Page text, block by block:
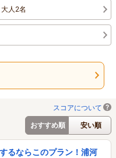
人2名
スコアについて
おすすめ順
安い順
るならこのプラン！浦河